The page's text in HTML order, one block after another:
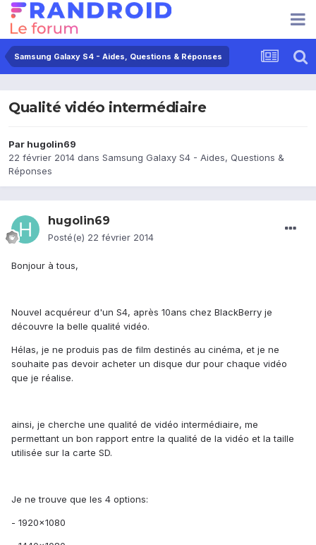
Samsung Galaxy S4 - Aides, Questions & Réponses
Qualité vidéo intermédiaire
Par hugolin69
22 février 2014 dans Samsung Galaxy S4 - Aides, Questions &
Réponses
hugolin69
Posté(e) 22 février 2014
Bonjour à tous,
Nouvel acquéreur d'un S4, après 10ans chez BlackBerry je
découvre la belle qualité vidéo.
Hélas, je ne produis pas de film destinés au cinéma, et je ne
souhaite pas devoir acheter un disque dur pour chaque vidéo
que je réalise.
ainsi, je cherche une qualité de vidéo intermédiaire, me
permettant un bon rapport entre la qualité de la vidéo et la taille
utilisée sur la carte SD.
Je ne trouve que les 4 options:
- 1920x1080